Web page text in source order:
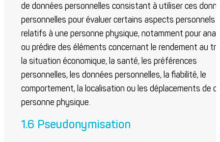
de données personnelles consistant à utiliser ces
personnelles pour évaluer certains aspects personnels
relatifs à une personne physique, notamment pour
ou prédire des éléments concernant le rendement au
la situation économique, la santé, les préférences
personnelles, les données personnelles, la fiabilité, le
comportement, la localisation ou les déplacements de
personne physique.
1.6 Pseudonymisation